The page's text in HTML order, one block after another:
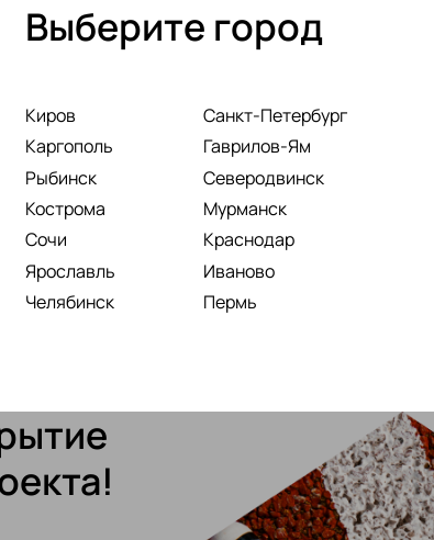
Выберите город
Киров Санкт-Петербург
Каргополь
Гаврилов-Ям
Рыбинск
Северодвинск
Кострома
Мурманск
Сочи
Краснодар
Ярославль
Иваново
Челябинск
Пермь